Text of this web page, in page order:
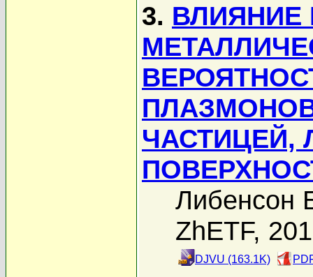
3. ВЛИЯНИЕ
ЧАСТИЦЕЙ,
Либенсон
ZhETF,
DJVU (163.1K)